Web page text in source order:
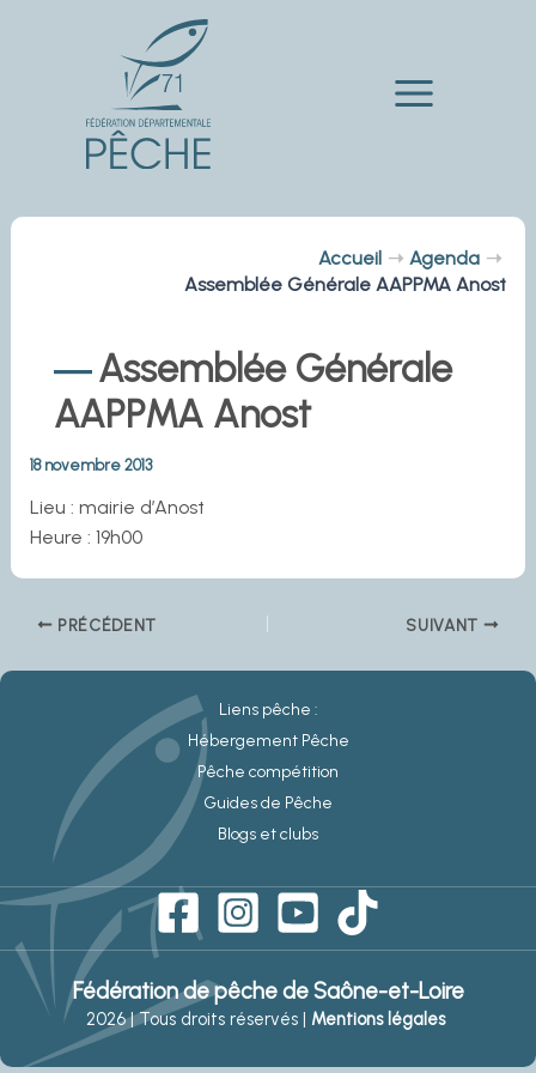
Main
Accueil
Agenda
Assemblée Générale AAPPMA Anost
Assemblée Générale
AAPPMA Anost
18 novembre 2013
Lieu : mairie d’Anost
Heure : 19h00
PRÉCÉDENT SUIVANT
Liens pêche :
Hébergement Pêche
Pêche compétition
Guides de Pêche
Blogs et clubs
Fédération de pêche de Saône-et-Loire
2026 | Tous droits réservés | Mentions légales